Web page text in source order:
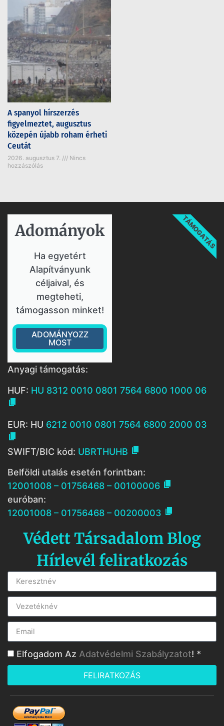
A spanyol hírszerzés
figyelmeztet, augusztus
közepén újabb roham érheti
Ceutát
2026. augusztus 7.
Nincs
hozzászólás
Adományok​
Ha egyetért
Alapítványunk
céljaival, és
megteheti,
támogasson minket!
ADOMÁNYOZZ
MOST
TÁMOGATÁS
Anyagi támogatás:
HUF: HU 8312 0010 0801 7564 6800 1000 06

EUR: HU 6212 0010 0801 7564 6800 2000 03

SWIFT/BIC kód: UBRTHUHB 
Belföldi utalás esetén forintban:
12001008 – 01756468 – 00100006 
euróban:
12001008 – 01756468 – 00200003 
Védett Társadalom Blog
Hírlevél feliratkozás
Elfogadom Az Adatvédelmi Szabályzatot! *
FELIRATKOZÁS